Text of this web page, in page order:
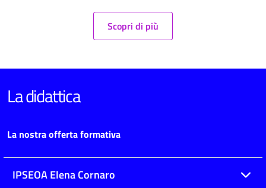
Scopri di più
La didattica
La nostra offerta formativa
IPSEOA Elena Cornaro